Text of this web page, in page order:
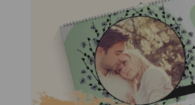
vorhandene Fotos Ihres Babys
sind ein schönes Andenken.
sie lange aufzubewahren.
von der Hand.
Spruch suchen, um die Ankunft
Worte für Ihre Geburtskarte.
– Teilen Sie die Freude über
Sie mit diesem Spruch das
– Verleihen Sie Ihrer Geburtskarte